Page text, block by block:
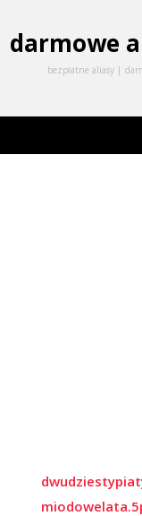
darmowe
bezpłatne aliasy